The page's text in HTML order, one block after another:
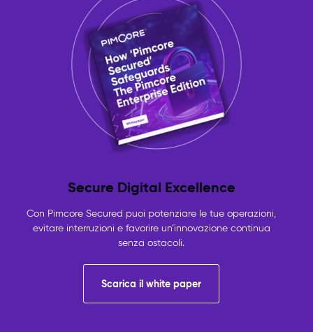
Secure Digital Excellence
Con Pimcore Secured puoi potenziare le tue operazioni,
evitare interruzioni e favorire un’innovazione continua
senza ostacoli.
Scarica il white paper